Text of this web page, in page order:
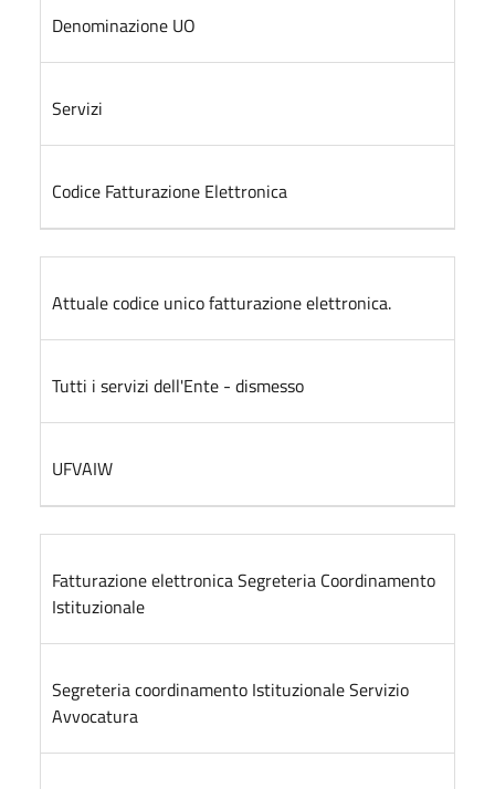
Denominazione UO
Servizi
Codice Fatturazione Elettronica
Attuale codice unico fatturazione elettronica.
Tutti i servizi dell'Ente - dismesso
UFVAIW
Fatturazione elettronica Segreteria Coordinamento
Istituzionale
Segreteria coordinamento Istituzionale Servizio
Avvocatura